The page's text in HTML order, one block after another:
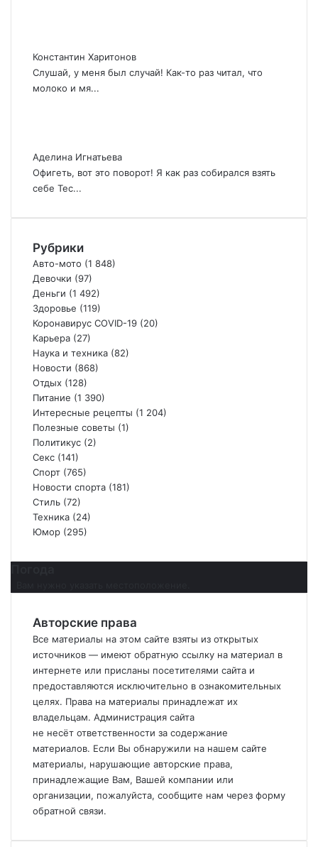
Константин Харитонов
Слушай, у меня был случай! Как-то раз читал, что
молоко и мя...
Аделина Игнатьева
Офигеть, вот это поворот! Я как раз собирался взять
себе Тес...
Рубрики
Авто-мото (1 848)
Девочки (97)
Деньги (1 492)
Здоровье (119)
Коронавирус COVID-19 (20)
Карьера (27)
Наука и техника (82)
Новости (868)
Отдых (128)
Питание (1 390)
Интересные рецепты (1 204)
Полезные советы (1)
Политикус (2)
Секс (141)
Спорт (765)
Новости спорта (181)
Стиль (72)
Техника (24)
Юмор (295)
Авторские права
Все материалы на этом сайте взяты из открытых
источников — имеют обратную ссылку на материал в
интернете или присланы посетителями сайта и
предоставляются исключительно в ознакомительных
целях. Права на материалы принадлежат их
владельцам. Администрация сайта
не несёт ответственности за содержание
материалов. Если Вы обнаружили на нашем сайте
материалы, нарушающие авторские права,
принадлежащие Вам, Вашей компании или
организации, пожалуйста, сообщите нам через форму
обратной связи.